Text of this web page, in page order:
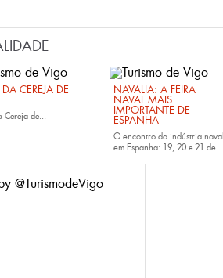
DA CEREJA DE
Cereja de...
NAVALIA: A FEIRA
NAVAL MAIS
IMPORTANTE DE
ESPANHA
O encontro da indústria naval
em Espanha: 19, 20 e 21 de...
@TurismodeVigo